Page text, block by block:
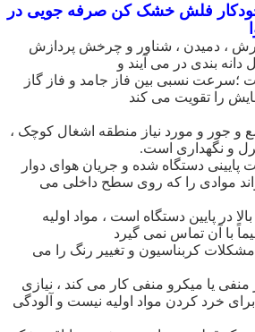
فلش خشک کن صرفه جویی در
، برش ، دمیدن ، شناور و چرخش پردازش
بندی در می آیند و
؛سرعت نسبی بین فاز جامد و فاز گاز
را تقویت می کند
و جور و مورد نیاز منطقه اشغال کوچک ،
و نگهداری است.
پایینی دستگاه شده و جریان هوای دوار
موادی را که روی سطح داخلی می
در پایین دستگاه است ، مواد اولیه
با آن تماس نمی گیرد
کربناسیون و تغییر رنگ را می
یا میکرو منفی کار می کند ، نیازی
خرد کردن مواد اولیه نیست و آلودگی